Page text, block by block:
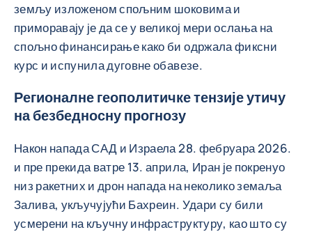
земљу изложеном спољним шоковима и
приморавају је да се у великој мери ослања на
спољно финансирање како би одржала фиксни
курс и испунила дуговне обавезе.
Регионалне геополитичке тензије утичу
на безбедносну прогнозу
Након напада САД и Израела 28. фебруара 2026.
и пре прекида ватре 13. априла, Иран је покренуо
низ ракетних и дрон напада на неколико земаља
Залива, укључујући Бахреин. Удари су били
усмерени на кључну инфраструктуру, као што су